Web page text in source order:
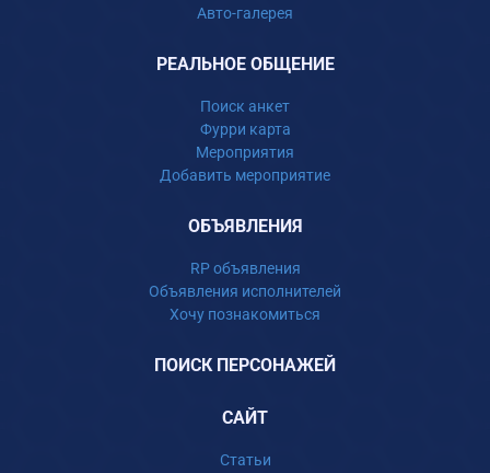
Авто-галерея
РЕАЛЬНОЕ ОБЩЕНИЕ
Поиск анкет
Фурри карта
Мероприятия
Добавить мероприятие
ОБЪЯВЛЕНИЯ
RP объявления
Объявления исполнителей
Хочу познакомиться
ПОИСК ПЕРСОНАЖЕЙ
САЙТ
Статьи